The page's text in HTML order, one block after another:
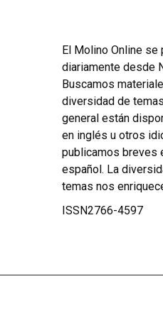
El Molino Online se
diariamente desde
Buscamos
diversidad de
general están
en inglés u otros
publicamos breves
español. La
temas nos
ISSN2766-4597